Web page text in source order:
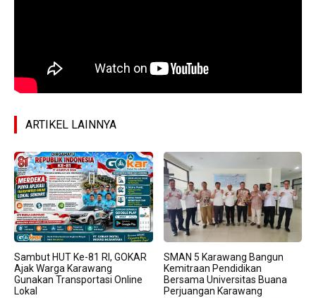
ARTIKEL LAINNYA
Sambut HUT Ke-81 RI, GOKAR
Ajak Warga Karawang
Gunakan Transportasi Online
Lokal
SMAN 5 Karawang Bangun
Kemitraan Pendidikan
Bersama Universitas Buana
Perjuangan Karawang